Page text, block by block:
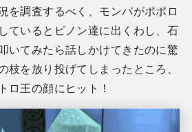
を調査するべく、モンバがポポロ
ているとピノン達に出くわし、石
いてみたら話しかけてきたのに驚
枝を放り投げてしまったところ、
ロ王の顔にヒット！